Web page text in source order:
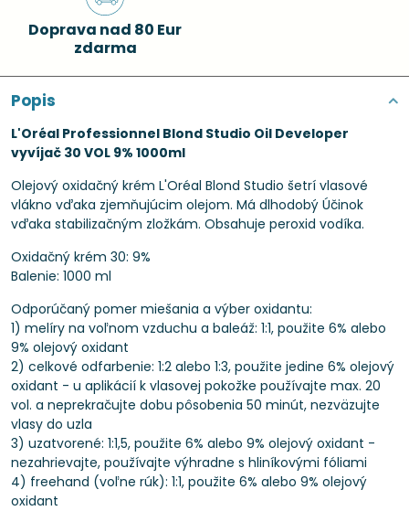
Doprava nad 80 Eur
zdarma
Popis
L'Oréal Professionnel Blond Studio Oil Developer
vyvíjač 30 VOL 9% 1000ml
Olejový oxidačný krém L'Oréal Blond Studio šetrí vlasové
vlákno vďaka zjemňujúcim olejom. Má dlhodobý Účinok
vďaka stabilizačným zložkám. Obsahuje peroxid vodíka.
Oxidačný krém 30: 9%
Balenie: 1000 ml
Odporúčaný pomer miešania a výber oxidantu:
1) melíry na voľnom vzduchu a baleáž: 1:1, použite 6% alebo
9% olejový oxidant
2) celkové odfarbenie: 1:2 alebo 1:3, použite jedine 6% olejový
oxidant - u aplikácií k vlasovej pokožke používajte max. 20
vol. a neprekračujte dobu pôsobenia 50 minút, nezväzujte
vlasy do uzla
3) uzatvorené: 1:1,5, použite 6% alebo 9% olejový oxidant -
nezahrievajte, používajte výhradne s hliníkovými fóliami
4) freehand (voľne rúk): 1:1, použite 6% alebo 9% olejový
oxidant